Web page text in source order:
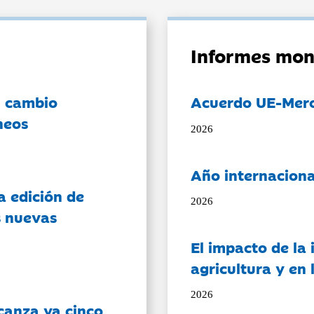
cambio
edición de
nuevas
Informes
Acuerdo UE-
2026
Año
2026
El impacto de
agricultura y en
2026